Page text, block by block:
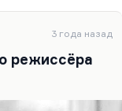
3 года назад
режиссёра